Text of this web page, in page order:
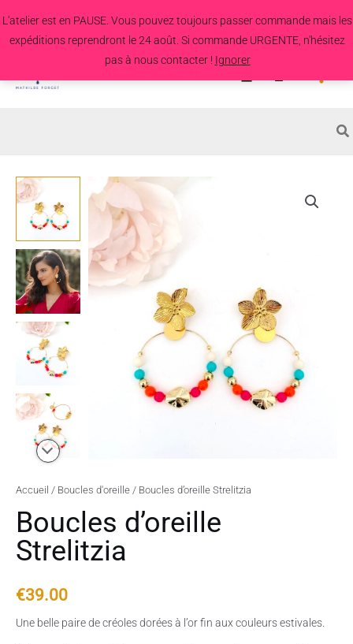
L'atelier est en PAUSE. Vous pouvez toujours passer commande mais les
expéditions reprendront le 24 août. Si commande URGENTE, n'hésitez
pas à nous contacter ! Ignorer
au
contenu
Accueil / Boucles d'oreille / Boucles d’oreille Strelitzia
Boucles d’oreille
Strelitzia
€39.00
Une belle paire de créoles dorées à l’or fin aux couleurs estivales.
quantité
de
Boucles
d'oreille
Strelitzia